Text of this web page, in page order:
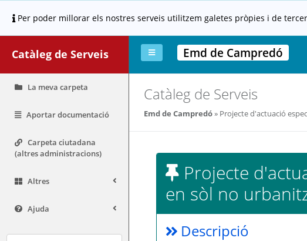
Per poder millorar els nostres serveis utilitzem galetes pròpies i de
Catàleg de Serveis
La meva carpeta
Aportar documentació
Carpeta ciutadana
(altres administracions)
Altres
Ajuda
Emd de Campredó
Catàleg de Serveis
Emd de Campredó Projecte d'actuació
Projecte
en sòl no
Descripció